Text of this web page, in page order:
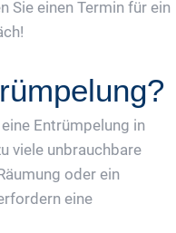
Sie einen Termin für ein
Entrümpelung in
viele unbrauchbare
oder ein
eine